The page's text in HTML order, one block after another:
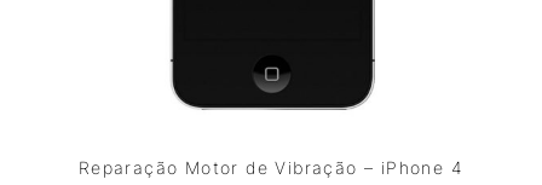
Reparação Motor de Vibração – iPhone 4